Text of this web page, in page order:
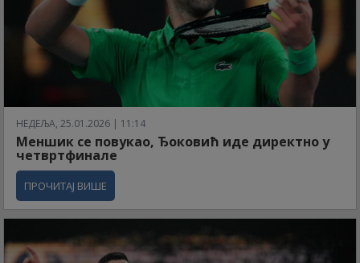
НЕДЕЉА, 25.01.2026 | 11:14
Меншик се повукао, Ђоковић иде директно у
четвртфинале
ПРОЧИТАЈ ВИШЕ